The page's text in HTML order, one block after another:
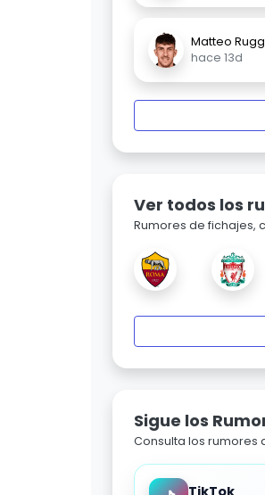
Matteo
hace 13d
Ver todos los
Rumores de fichajes,
Sigue los
Consulta los rumores
TikTok